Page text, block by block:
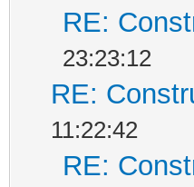
RE:
23:23:12
RE:
11:22:42
RE: